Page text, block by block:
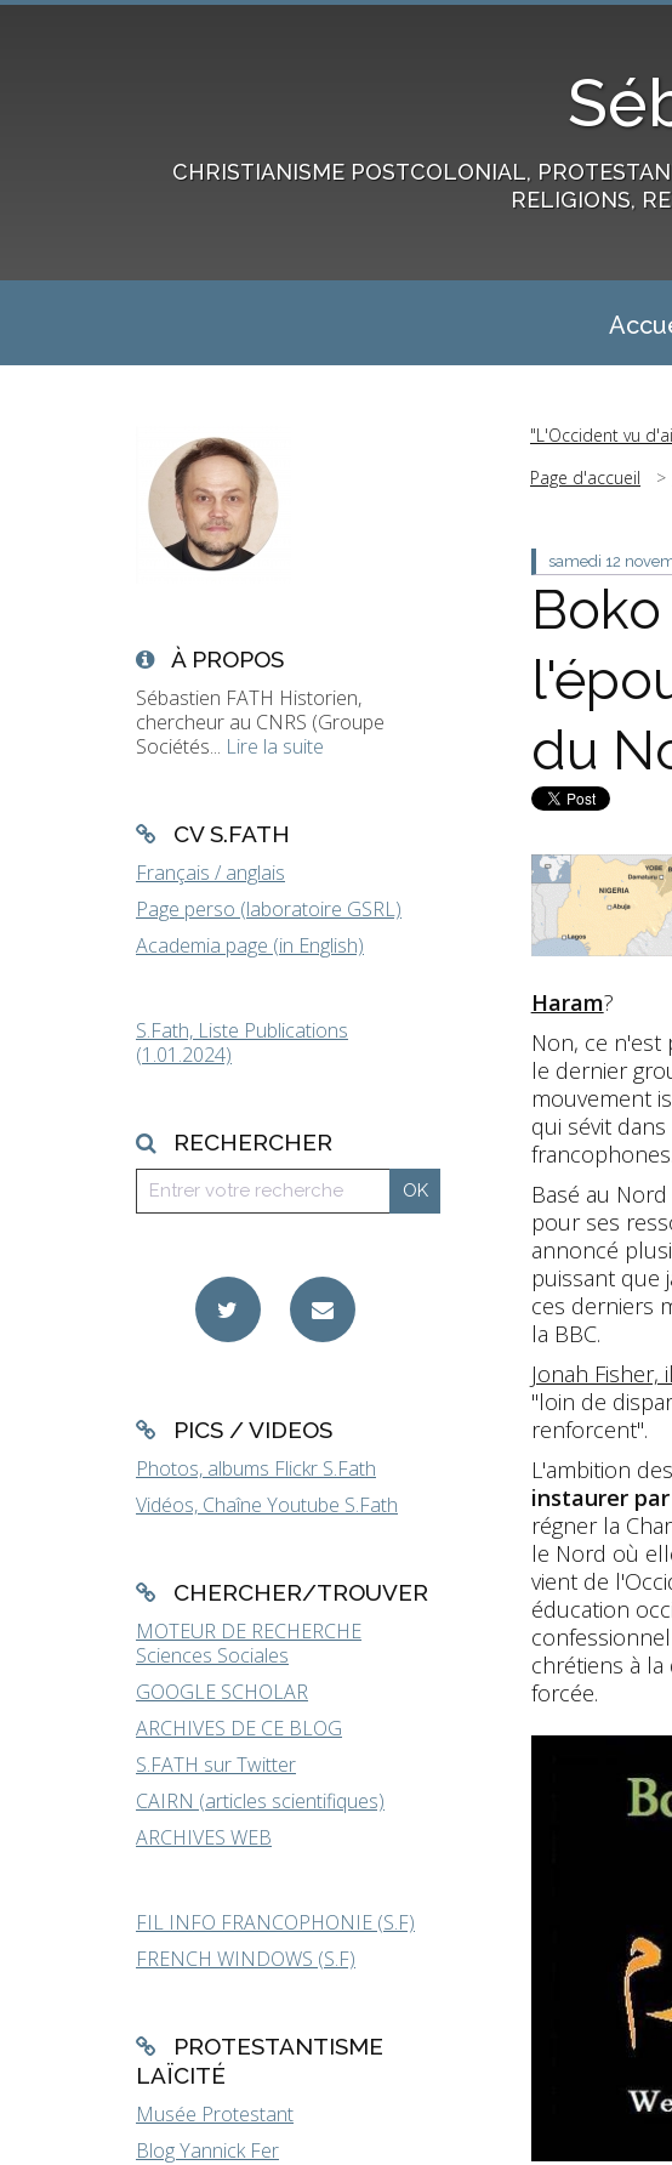
CHRISTIANISME POSTCOLONIAL,
RELIGIONS,
À PROPOS
Sébastien FATH Historien,
chercheur au CNRS (Groupe
Sociétés... Lire la suite
CV S.FATH
Français / anglais
Page perso (laboratoire GSRL)
Academia page (in English)
S.Fath, Liste Publications
(1.01.2024)
RECHERCHER
PICS / VIDEOS
Photos, albums Flickr S.Fath
Vidéos, Chaîne Youtube S.Fath
CHERCHER/TROUVER
MOTEUR DE RECHERCHE
Sciences Sociales
GOOGLE SCHOLAR
ARCHIVES DE CE BLOG
S.FATH sur Twitter
CAIRN (articles scientifiques)
ARCHIVES WEB
FIL INFO FRANCOPHONIE (S.F)
FRENCH WINDOWS (S.F)
PROTESTANTISME
LAÏCITÉ
Musée Protestant
Blog Yannick Fer
"L'Occident vu
Page d'accueil
samedi 12
du
Haram?
Non, ce n'est
le dernier
mouvement
qui sévit
francophones.
Basé au
pour ses
annoncé
puissant que
ces derniers
la BBC.
Jonah Fisher,
"loin de
renforcent".
L'ambition
instaurer
régner la
le Nord où
vient de
éducation
chrétiens à la
forcée.